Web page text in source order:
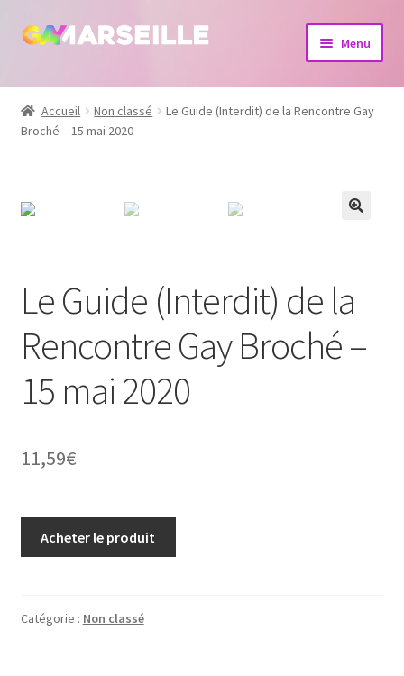
Aller
navigation
Aller
Menu
Boutique
Bijoux
Accueil Non classé
Le Guide (Interdit) de la Rencontre Gay
Broché – 15 mai 2020
Le Guide (Interdit) de la
Rencontre Gay Broché –
15 mai 2020
11,59€
Acheter le produit
Catégorie : Non classé